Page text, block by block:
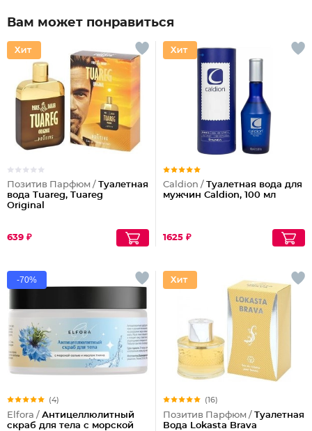
Вам может понравиться
Позитив Парфюм / Туалетная
вода Tuareg, Tuareg
Original
639 ₽
Caldion / Туалетная вода для
мужчин Caldion, 100 мл
1625 ₽
-70%
(4)
Elfora / Антицеллюлитный
скраб для тела с морской
(16)
Позитив Парфюм / Туалетная
Вода Lokasta Brava